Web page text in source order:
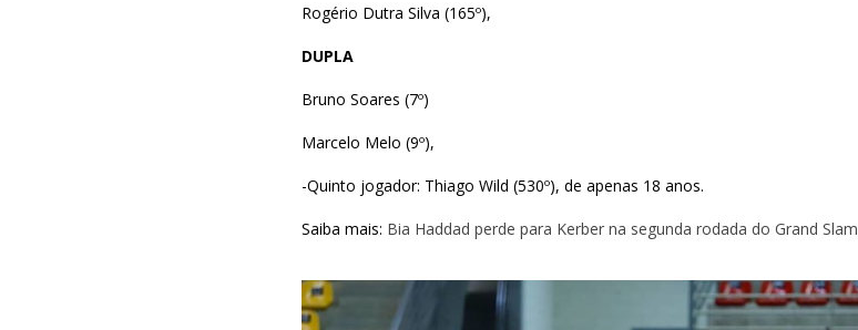
Rogério Dutra Silva (165º),
DUPLA
Bruno Soares (7º)
Marcelo Melo (9º),
-Quinto jogador: Thiago Wild (530º), de apenas 18 anos.
Saiba mais: Bia Haddad perde para Kerber na segunda rodada do Grand Slam